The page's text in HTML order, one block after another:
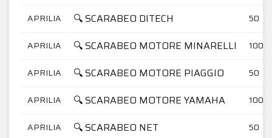
APRILIA 🔍 SCARABEO DITECH 50
APRILIA 🔍 SCARABEO MOTORE MINARELLI 100
APRILIA 🔍 SCARABEO MOTORE PIAGGIO 50
APRILIA 🔍 SCARABEO MOTORE YAMAHA 100
APRILIA 🔍 SCARABEO NET 50